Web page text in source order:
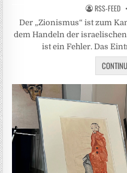
RSS-FEED
Der „Zionismus“ ist zum
dem Handeln der
ist ein Fehler. Das